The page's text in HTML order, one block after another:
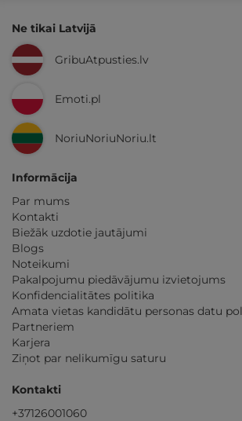
Ne tikai Latvijā
GribuAtpusties.lv
Emoti.pl
NoriuNoriuNoriu.lt
Informācija
Par mums
Kontakti
Biežāk uzdotie jautājumi
Blogs
Noteikumi
Pakalpojumu piedāvājumu izvietojums
Konfidencialitātes politika
Amata vietas kandidātu personas datu
Partneriem
Karjera
Ziņot par nelikumīgu saturu
Kontakti
+37126001060